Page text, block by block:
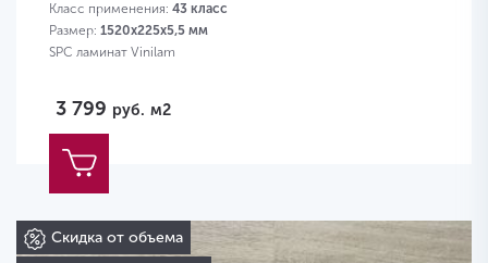
Класс применения: 43 класс
Размер: 1520х225х5,5 мм
SPC ламинат Vinilam
3 799 руб. м2
Скидка от объема